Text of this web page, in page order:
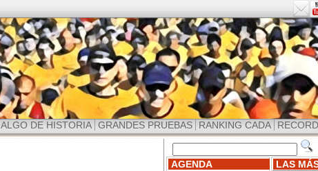
ALGO DE HISTORIA GRANDES PRUEBAS RANKING CADA
AGENDA LAS